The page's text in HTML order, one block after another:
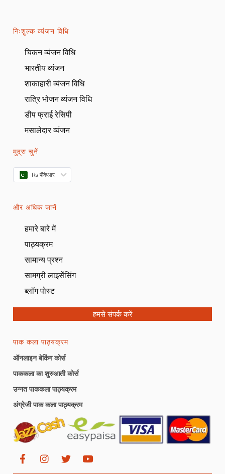
निःशुल्क व्यंजन विधि
चिकन व्यंजन विधि
भारतीय व्यंजन
शाकाहारी व्यंजन विधि
रात्रि भोजन व्यंजन विधि
डीप फ्राई रेसिपी
मसालेदार व्यंजन
मुद्रा चुनें
₨ पीकेआर
और अधिक जानें
हमारे बारे में
पाठ्यक्रम
सामान्य प्रश्न
सामग्री लाइसेंसिंग
ब्लॉग पोस्ट
हमसे संपर्क करें
पाक कला पाठ्यक्रम
ऑनलाइन बेकिंग कोर्स
पाककला का शुरुआती कोर्स
उन्नत पाककला पाठ्यक्रम
अंग्रेजी पाक कला पाठ्यक्रम